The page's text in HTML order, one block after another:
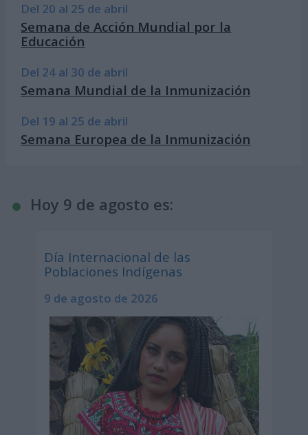
Del 20 al 25 de abril
Semana de Acción Mundial por la
Educación
Del 24 al 30 de abril
Semana Mundial de la Inmunización
Del 19 al 25 de abril
Semana Europea de la Inmunización
Hoy 9 de agosto es:
Día Internacional de las
Poblaciones Indígenas
9 de agosto de 2026